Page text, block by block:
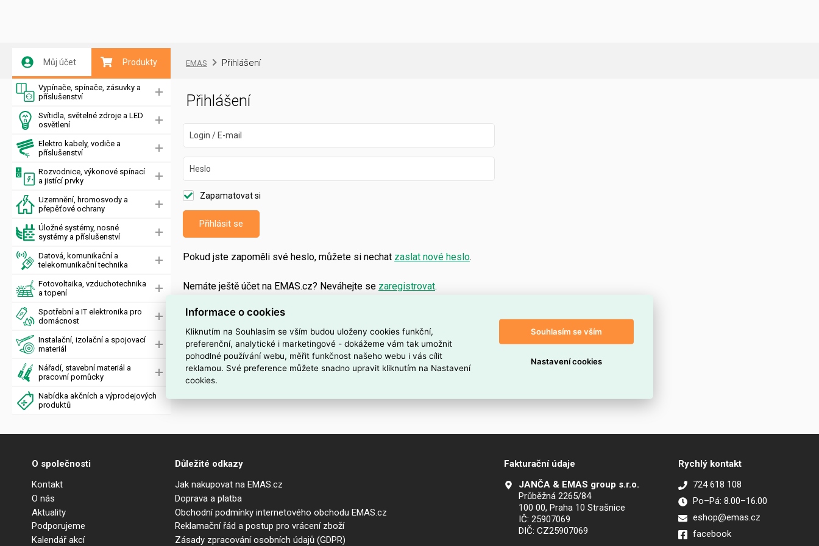
Můj účet Produkty
Vypínače, spínače, zásuvky a
příslušenství
Svítidla, světelné zdroje a LED
osvětlení
Elektro kabely, vodiče a
příslušenství
Rozvodnice, výkonové spínací
a jistící prvky
Uzemnění, hromosvody a
přepěťové ochrany
Úložné systémy, nosné
systémy a příslušenství
Datová, komunikační a
telekomunikační technika
Fotovoltaika, vzduchotechnika
a topení
Spotřební a IT elektronika pro
domácnost
Instalační, izolační a spojovací
materiál
Nářadí, stavební materiál a
pracovní pomůcky
Nabídka akčních a výprodejových
produktů
EMAS Přihlášení
Přihlášení
Login / E-mail
Heslo
Zapamatovat si
Přihlásit se
Pokud jste zapoměli své heslo, můžete si nechat zaslat nové heslo.
Nemáte ještě účet na EMAS.cz? Neváhejte se zaregistrovat.
O společnosti
Kontakt
O nás
Aktuality
Podporujeme
Kalendář akcí
Důležité odkazy
Jak nakupovat na EMAS.cz
Doprava a platba
Obchodní podmínky internetového obchodu EMAS.cz
Reklamační řád a postup pro vrácení zboží
Zásady zpracování osobních údajů (GDPR)
Fakturační údaje
JANČA & EMAS group s.r.o.
Průběžná 2265/84
100 00, Praha 10 Strašnice
IČ: 25907069
DIČ: CZ25907069
Rychlý kontakt
724 618 108
Po–Pá: 8.00–16.00
eshop@emas.cz
facebook
Informace o cookies
Kliknutím na Souhlasím se vším budou uloženy cookies funkční,
preferenční, analytické i marketingové - dokážeme vám tak umožnit
pohodlné používání webu, měřit funkčnost našeho webu i vás cílit
reklamou. Své preference můžete snadno upravit kliknutím na Nastavení
cookies.
Souhlasím se vším
Nastavení cookies